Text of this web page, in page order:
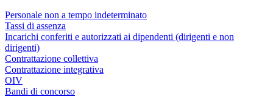
Personale non a tempo indeterminato
Tassi di assenza
Incarichi conferiti e autorizzati ai dipendenti (dirigenti e non
dirigenti)
Contrattazione collettiva
Contrattazione integrativa
OIV
Bandi di concorso